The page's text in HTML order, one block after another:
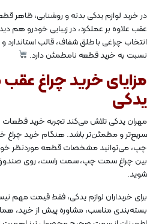
در خرید لوازم یدکی بدنه و روشنایی، ظاهر
عقب علاوه بر عملکرد، در زیبایی خودرو هم
انتخاب چراغی با طلق شفاف، قالب
نسبت به خرید قطعه نامطمئن دارد.
یدکی
مهران یدکی تلاش می‌کند تجربه خرید قطعات
چپ، می‌توانید مشخصات قطعه موردنظر خود
بین چراغ سمت چپ، سمت راست، روی صندوق
شوید.
برای خریداران لوازم یدکی، فقط قیمت مهم
بسته‌بندی مناسب، مشاوره پیش از خرید،